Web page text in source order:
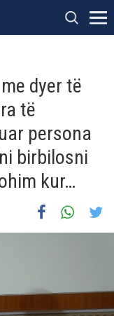
dyer të
të
persona
birbilosni
kur…